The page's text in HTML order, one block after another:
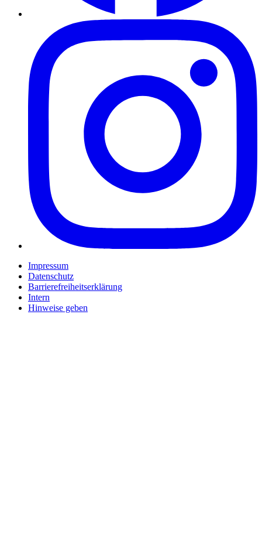
Impressum
Datenschutz
Barrierefreiheitserklärung
Intern
Hinweise geben